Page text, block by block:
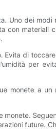
Uno dei modi
con materiali
Evita di
per
monete a un
monete.
future.